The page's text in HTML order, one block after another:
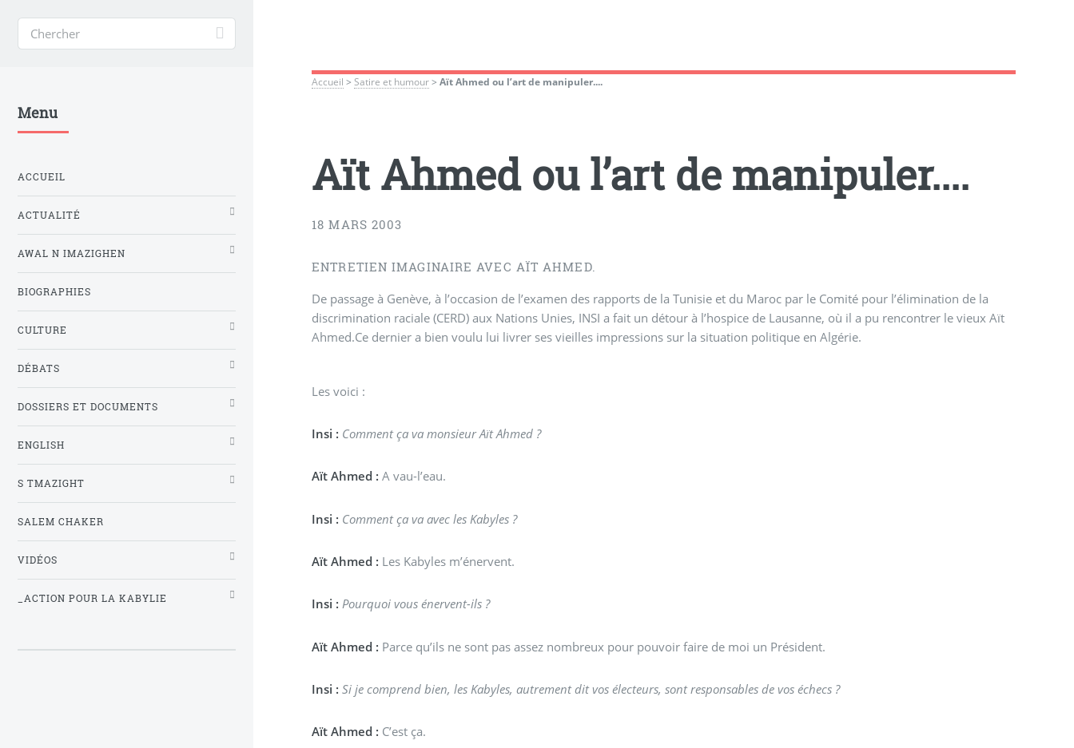
Accueil > Satire et humour>Aït Ahmed ou l’art de manipuler....
Aït Ahmed ou l’art de manipuler....
18 MARS 2003
ENTRETIEN IMAGINAIRE AVEC AÏT AHMED.
De passage à Genève, à l’occasion de l’examen des rapports de la Tunisie et du Maroc par le Comité pour l’élimination de la
discrimination raciale (CERD) aux Nations Unies, INSI a fait un détour à l’hospice de Lausanne, où il a pu rencontrer le vieux Aït
Ahmed.Ce dernier a bien voulu lui livrer ses vieilles impressions sur la situation politique en Algérie.
Les voici :
Insi : Comment ça va monsieur Aït Ahmed ?
Aït Ahmed : A vau-l’eau.
Insi : Comment ça va avec les Kabyles ?
Aït Ahmed : Les Kabyles m’énervent.
Insi : Pourquoi vous énervent-ils ?
Aït Ahmed : Parce qu’ils ne sont pas assez nombreux pour pouvoir faire de moi un Président.
Insi : Si je comprend bien, les Kabyles, autrement dit vos électeurs, sont responsables de vos échecs ?
Aït Ahmed : C’est ça.
Menu
ACCUEIL
ACTUALITÉ
AWAL N IMAZIGHEN
BIOGRAPHIES
CULTURE
DÉBATS
DOSSIERS ET DOCUMENTS
ENGLISH
S TMAZIGHT
SALEM CHAKER
VIDÉOS
_ACTION POUR LA KABYLIE